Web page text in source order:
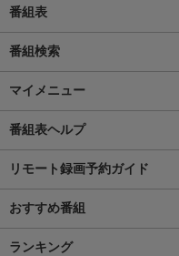
番組表
番組検索
マイメニュー
番組表ヘルプ
リモート録画予約ガイド
おすすめ番組
ランキング